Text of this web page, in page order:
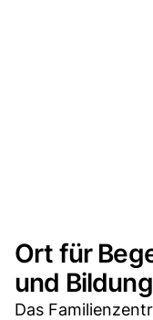
Ort für
und Bildung
Das